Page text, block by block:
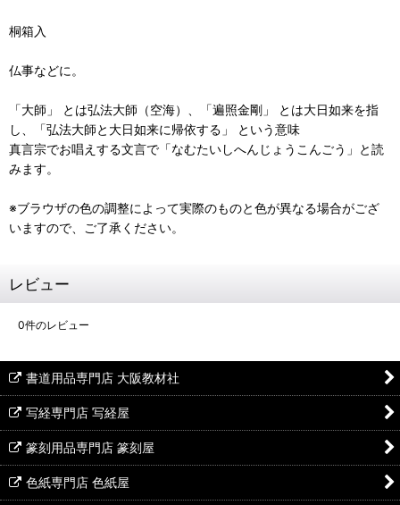
桐箱入
仏事などに。
「大師」 とは弘法大師（空海）、「遍照金剛」 とは大日如来を指
し、「弘法大師と大日如来に帰依する」 という意味
真言宗でお唱えする文言で「なむたいしへんじょうこんごう」と読
みます。
※ブラウザの色の調整によって実際のものと色が異なる場合がござ
いますので、ご了承ください。
レビュー
0件のレビュー
書道用品専門店 大阪教材社
写経専門店 写経屋
篆刻用品専門店 篆刻屋
色紙専門店 色紙屋